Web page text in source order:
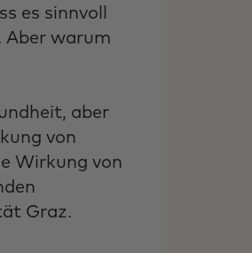
es sinnvoll
Aber warum
aber
von
Wirkung von
Graz.